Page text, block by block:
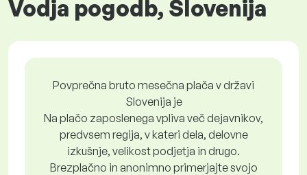
Vodja pogodb, Slovenija
Povprečna bruto mesečna plača v državi
Slovenija je
Na plačo zaposlenega vpliva več dejavnikov,
predvsem regija, v kateri dela, delovne
izkušnje, velikost podjetja in drugo.
Brezplačno in anonimno primerjajte svojo